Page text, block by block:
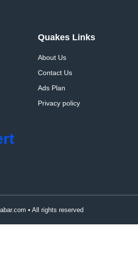
Quakes Links
About Us
Contact Us
Ads Plan
Privacy policy
• All rights reserved